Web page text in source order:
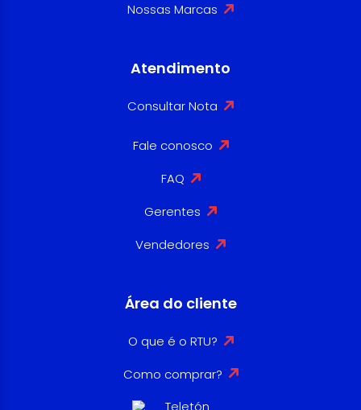
Nossas Marcas
Atendimento
Consultar Nota
Fale conosco
FAQ
Gerentes
Vendedores
Área do cliente
O que é o RTU?
Como comprar?